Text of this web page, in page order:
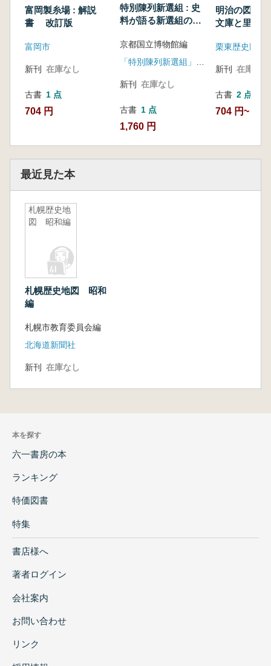
富岡製糸場 : 解説
書 改訂版
富岡市
新刊 在庫なし
古書 1 点
704 円
特別陳列新選組 : 史
料が語る新選組の実
京都国立博物館編
「特別陳列新選組」図録製作委員会
新刊 在庫なし
古書 1 点
1,760 円
明治の図書
文庫と里内
栗東歴史民俗
新刊 在庫なし
古書 2 点
704 円~
最近見た本
札幌歴史地
図 昭和編
札幌歴史地図 昭和
編
札幌市教育委員会編
北海道新聞社
新刊 在庫なし
本を探す
六一書房の本
ランキング
特価図書
特集
書店様へ
著者ログイン
会社案内
お問い合わせ
リンク